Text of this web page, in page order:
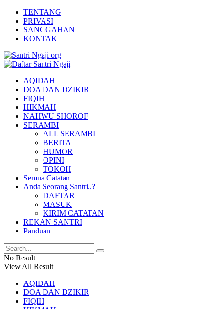
TENTANG
PRIVASI
SANGGAHAN
KONTAK
AQIDAH
DOA DAN DZIKIR
FIQIH
HIKMAH
NAHWU SHOROF
SERAMBI
ALL SERAMBI
BERITA
HUMOR
OPINI
TOKOH
Semua Catatan
Anda Seorang Santri..?
DAFTAR
MASUK
KIRIM CATATAN
REKAN SANTRI
Panduan
No Result
View All Result
AQIDAH
DOA DAN DZIKIR
FIQIH